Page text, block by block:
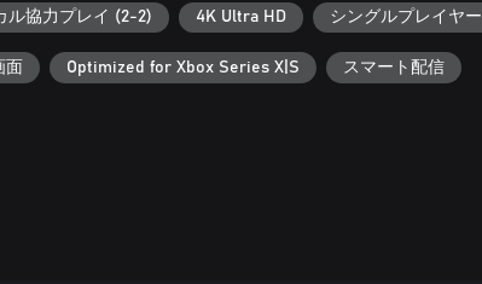
ル協力プレイ (2-2) 4K Ultra HD シングルプレイヤー
面 Optimized for Xbox Series X|S スマート配信